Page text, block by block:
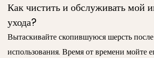
Как чистить и обслуживать мой
ухода?
Вытаскивайте скопившуюся шерсть
использования. Время от времени мойте